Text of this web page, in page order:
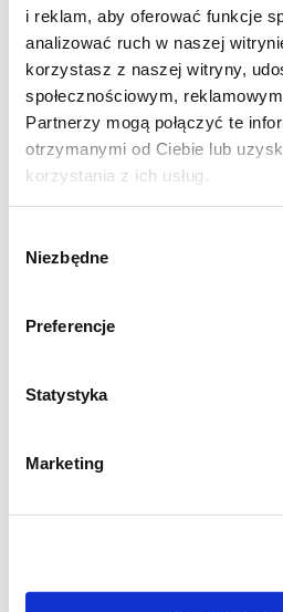
i reklam, aby oferować funkcje
analizować ruch w naszej
korzystasz z naszej witryny,
społecznościowym,
Partnerzy mogą połączyć te
otrzymanymi od Ciebie lub
korzystania z ich usług.
zgody
Niezbędne
Preferencje
Statystyka
Marketing
gotowe ciasto na później
jajek.
Składniki:
- 1 i 1/2 szkl. maślanki
- 4 szkl. mąki
- 1/4 szkl. cukru
- 1 duże jajko (na
jajka)
- 1/4 szkl. oleju
Drożdże rozpuścić w
zostawić na kilka minut.
wymieszać z maślanką i